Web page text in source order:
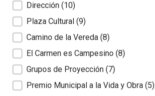
Dirección (10)
Plaza Cultural (9)
Camino de la Vereda (8)
El Carmen es Campesino (8)
Grupos de Proyección (7)
Premio Municipal a la Vida y Obra (5)